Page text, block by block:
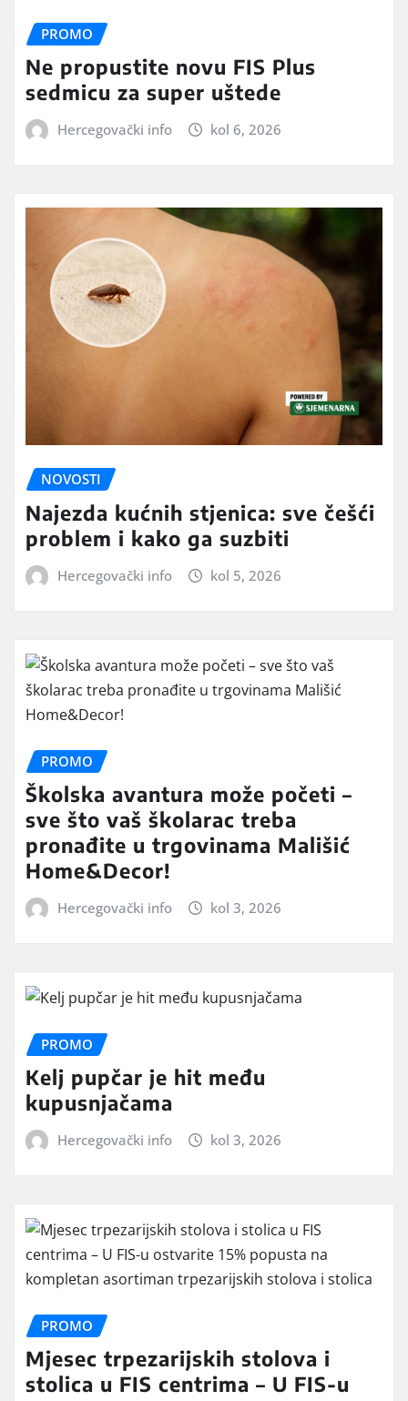
PROMO
Ne propustite novu FIS Plus
sedmicu za super uštede
Hercegovački info kol 6, 2026
NOVOSTI
Najezda kućnih stjenica: sve češći
problem i kako ga suzbiti
Hercegovački info kol 5, 2026
PROMO
Školska avantura može početi –
sve što vaš školarac treba
pronađite u trgovinama Mališić
Home&Decor!
Hercegovački info kol 3, 2026
PROMO
Kelj pupčar je hit među
kupusnjačama
Hercegovački info kol 3, 2026
PROMO
Mjesec trpezarijskih stolova i
stolica u FIS centrima – U FIS-u